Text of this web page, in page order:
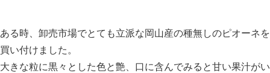
ある時、卸売市場でとても立派な岡山産の種無しのピオーネを
買い付けました。
大きな粒に黒々とした色と艶、口に含んでみると甘い果汁がい